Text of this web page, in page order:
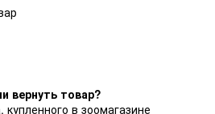
вернуть товар?
в зоомагазине